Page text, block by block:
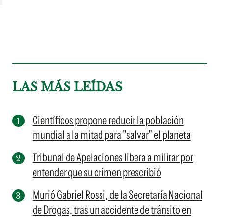
LAS MÁS LEÍDAS
Científicos propone reducir la población
mundial a la mitad para "salvar" el planeta
Tribunal de Apelaciones libera a militar por
entender que su crimen prescribió
Murió Gabriel Rossi, de la Secretaría Nacional
de Drogas, tras un accidente de tránsito en